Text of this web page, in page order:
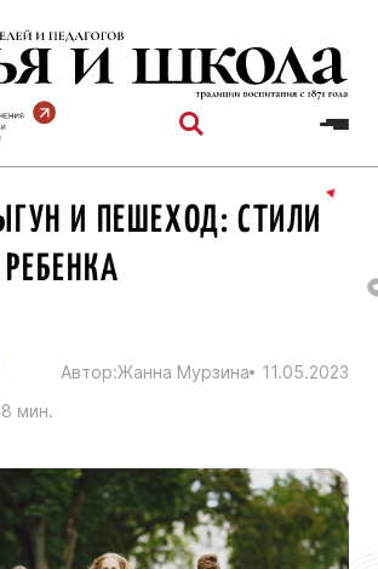
И ПЕШЕХОД: СТИЛИ
Автор:Жанна Мурзина
11.05.2023
8 мин.